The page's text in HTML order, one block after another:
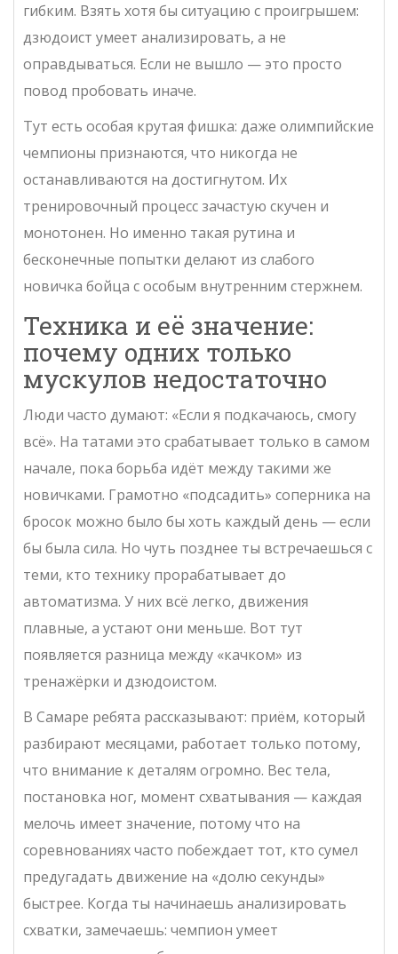
гибким. Взять хотя бы ситуацию с проигрышем:
дзюдоист умеет анализировать, а не
оправдываться. Если не вышло — это просто
повод пробовать иначе.
Тут есть особая крутая фишка: даже олимпийские
чемпионы признаются, что никогда не
останавливаются на достигнутом. Их
тренировочный процесс зачастую скучен и
монотонен. Но именно такая рутина и
бесконечные попытки делают из слабого
новичка бойца с особым внутренним стержнем.
Техника и её значение:
почему одних только
мускулов недостаточно
Люди часто думают: «Если я подкачаюсь, смогу
всё». На татами это срабатывает только в самом
начале, пока борьба идёт между такими же
новичками. Грамотно «подсадить» соперника на
бросок можно было бы хоть каждый день — если
бы была сила. Но чуть позднее ты встречаешься с
теми, кто технику прорабатывает до
автоматизма. У них всё легко, движения
плавные, а устают они меньше. Вот тут
появляется разница между «качком» из
тренажёрки и дзюдоистом.
В Самаре ребята рассказывают: приём, который
разбирают месяцами, работает только потому,
что внимание к деталям огромно. Вес тела,
постановка ног, момент схватывания — каждая
мелочь имеет значение, потому что на
соревнованиях часто побеждает тот, кто сумел
предугадать движение на «долю секунды»
быстрее. Когда ты начинаешь анализировать
схватки, замечаешь: чемпион умеет